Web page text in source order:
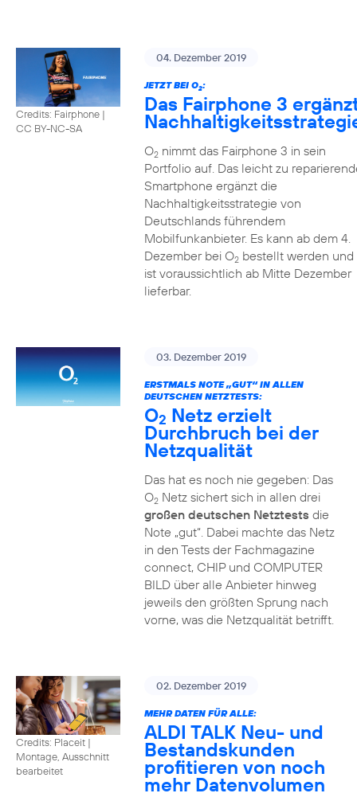
Credits: Fairphone |
CC BY-NC-SA
04. Dezember 2019
JETZT BEI O2:
Das Fairphone 3
O2nimmt das Fairphone 3 in sein
Portfolio auf. Das leicht zu
Smartphone ergänzt die
Nachhaltigkeitsstrategie von
Deutschlands führendem
Mobilfunkanbieter. Es kann ab dem 4.
Dezember bei O2bestellt werden und
ist voraussichtlich ab Mitte Dezember
lieferbar.
03. Dezember 2019
ERSTMALS NOTE „GUT“ IN ALLEN
DEUTSCHEN NETZTESTS:
O2 Netz erzielt
Durchbruch bei der
Netzqualität
Das hat es noch nie gegeben: Das
O2Netz sichert sich in allen drei
großen deutschen Netztests die
Note „gut“. Dabei machte das Netz
in den Tests der Fachmagazine
connect, CHIP und COMPUTER
BILD über alle Anbieter hinweg
jeweils den größten Sprung nach
vorne, was die Netzqualität betrifft.
Credits: Placeit |
Montage, Ausschnitt
bearbeitet
02. Dezember 2019
MEHR DATEN FÜR ALLE:
ALDI TALK Neu- und
Bestandskunden
profitieren von noch
mehr Datenvolumen